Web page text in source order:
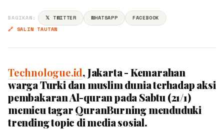
BAGIKAN: 𝕏 TWITTER WHATSAPP
FACEBOOK
🔗 SALIN TAUTAN
Technologue.id, Jakarta - Kemarahan
warga Turki dan muslim dunia terhadap aksi
pembakaran Al-quran pada Sabtu (21/1)
memicu tagar QuranBurning menduduki
trending topic di media sosial.